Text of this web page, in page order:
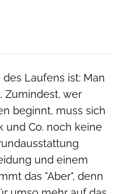
Laufens ist: Man
Zumindest, wer
beginnt, muss sich
und Co. noch keine
und einem
das "Aber", denn